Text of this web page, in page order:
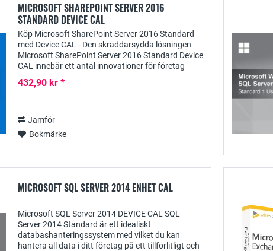
MICROSOFT SHAREPOINT SERVER 2016
STANDARD DEVICE CAL
Köp Microsoft SharePoint Server 2016 Standard
med Device CAL - Den skräddarsydda lösningen
Microsoft SharePoint Server 2016 Standard Device
CAL innebär ett antal innovationer för företag
användning....
432,90 kr *
Jämför
Bokmärke
MICROSOFT SQL SERVER 2014 ENHET CAL
Microsoft SQL Server 2014 DEVICE CAL SQL
Server 2014 Standard är ett idealiskt
databashanteringssystem med vilket du kan
hantera all data i ditt företag på ett tillförlitligt och